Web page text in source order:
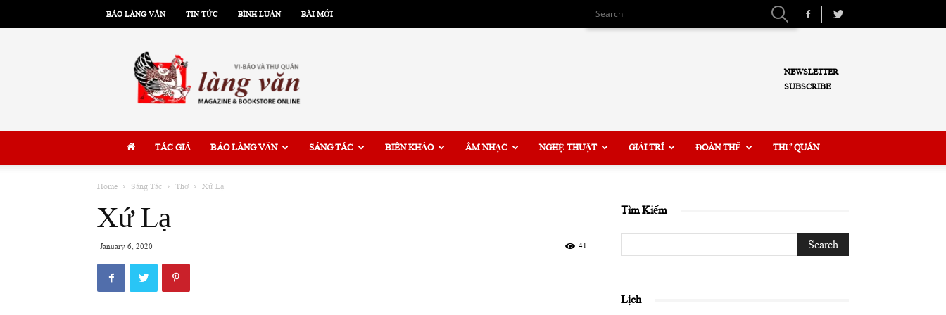
BÁO LÀNG VĂN TIN TỨC BÌNH LUẬN BÀI MỚI
Văn
NEWSLETTER
SUBSCRIBE
TÁC GIẢ BÁO LÀNG VĂN SÁNG TÁC BIÊN KHẢO ÂM NHẠC NGHỆ THUẬT GIẢI TRÍ ĐOÀN THỂ THƯ QUÁN
Home Sáng Tác Thơ Xứ Lạ
Xứ Lạ
January 6, 2020 41
Tìm Kiếm
Lịch